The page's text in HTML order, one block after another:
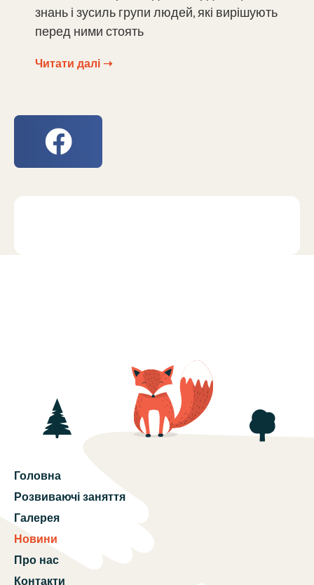
знань і зусиль групи людей, які вирішують
перед ними стоять
Читати далі ➝
Головна
Розвиваючі заняття
Галерея
Новини
Про нас